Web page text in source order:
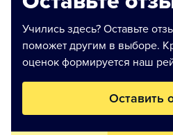
Учились здесь? Оставьте
поможет другим в выборе.
оценок формируется наш
Оставить